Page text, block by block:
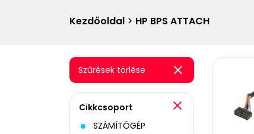
Kezdőoldal HP BPS ATTACH
Szűrések törlése
Cikkcsoport
SZÁMÍTÓGÉP